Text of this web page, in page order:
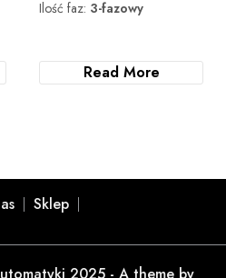
Ilość faz: 3-fazowy
Read More
Sklep
2025 - A theme by